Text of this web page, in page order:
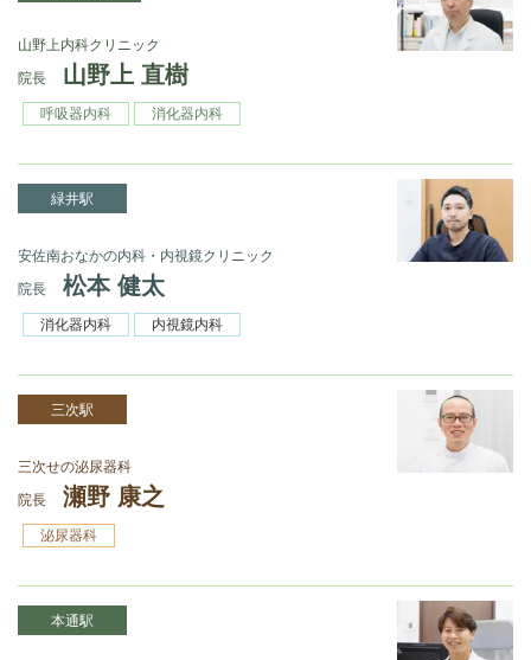
山野上内科クリニック
院長
山野上 直樹
呼吸器内科 消化器内科
緑井駅
安佐南おなかの内科・内視鏡クリニック
院長
松本 健太
消化器内科 内視鏡内科
三次駅
三次せの泌尿器科
院長
瀬野 康之
泌尿器科
本通駅